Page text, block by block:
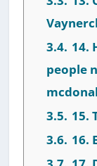
3.4. 14.
people
3.5. 15.
3.6. 16.